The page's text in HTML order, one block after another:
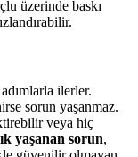
üzerinde baskı
ilerler.
sorun yaşanmaz.
veya hiç
yaşanan sorun,